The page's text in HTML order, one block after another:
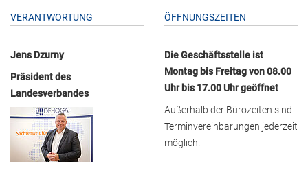
VERANTWORTUNG
Jens Dzurny
Präsident des
Landesverbandes
ÖFFNUNGSZEITEN
Die Geschäftsstelle ist
Montag bis Freitag von 08.00
Uhr bis 17.00 Uhr geöffnet
Außerhalb der Bürozeiten sind
Terminvereinbarungen jederzeit
möglich.